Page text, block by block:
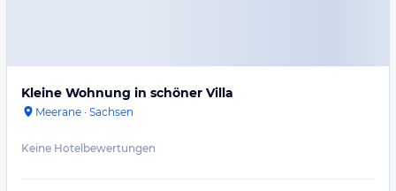
Kleine Wohnung in schöner Villa
Meerane · Sachsen
Keine Hotelbewertungen